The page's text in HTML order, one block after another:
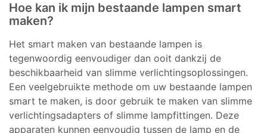
Hoe kan ik mijn bestaande lampen smart
maken?
Het smart maken van bestaande lampen is
tegenwoordig eenvoudiger dan ooit dankzij de
beschikbaarheid van slimme verlichtingsoplossingen.
Een veelgebruikte methode om uw bestaande lampen
smart te maken, is door gebruik te maken van slimme
verlichtingsadapters of slimme lampfittingen. Deze
apparaten kunnen eenvoudig tussen de lamp en de